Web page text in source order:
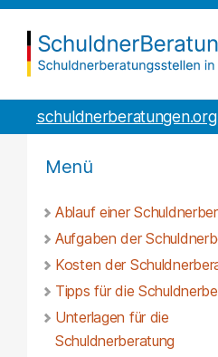
schuldnerberatungen.org
Menü
Ablauf einer
Aufgaben der
Kosten der
Tipps für die
Unterlagen für die
Schuldnerberatung